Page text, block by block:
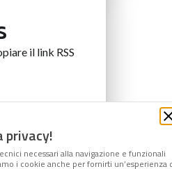
privacy!
necessari alla navigazione e funzionali
i cookie anche per fornirti un’esperienza
il link RSS
COPIA LINK